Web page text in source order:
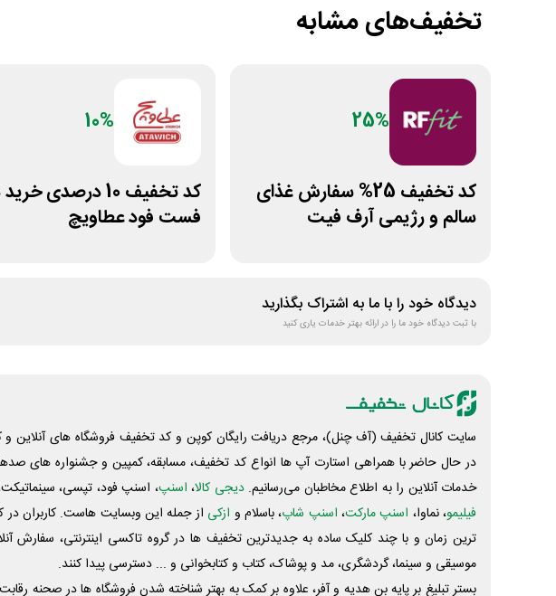
تخفیف‌های مشابه
25%
کد تخفیف 25% سفارش غذای
سالم و رژیمی آرف فیت
10%
کد تخفیف 10 درصدی
فست فود عطاویچ
دیدگاه خود را با ما به اشتراک بگذارید
با ثبت دیدگاه خود ما را در ارائه بهتر خدمات یاری کنید
سایت کانال تخفیف (آف چنل)، مرجع دریافت رایگان کوپن و کد تخفیف فروشگاه های آنلاین
در حال حاضر با همراهی استارت آپ ها انواع کد تخفیف، مسابقه، کمپین و جشنواره های صدها
خدمات آنلاین را به اطلاع مخاطبان می‌رسانیم. دیجی کالا، اسنپ، اسنپ فود، تپسی، سینماتیکت،
فیلیمو، نماوا، اسنپ مارکت، اسنپ شاپ، باسلام و ازکی از جمله این وبسایت ‌هاست. کاربران در
ترین زمان و با چند کلیک ساده به جدیدترین تخفیف ها در گروه تاکسی اینترنتی، سفارش
موسیقی و سینما، گردشگری، مد و پوشاک، کتاب و کتابخوانی و ... دسترسی پیدا کنند.
بستر تبلیغ بر پایه بن هدیه و آفر، علاوه بر کمک به بهتر شناخته شدن فروشگاه ها در صحنه